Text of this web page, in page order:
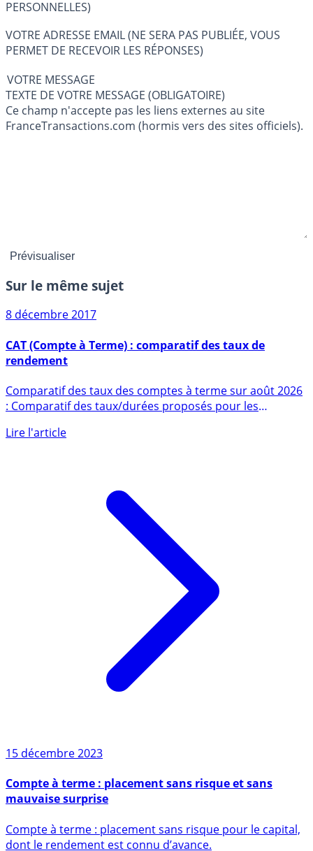
PERSONNELLES)
VOTRE ADRESSE EMAIL (NE SERA PAS PUBLIÉE, VOUS
PERMET DE RECEVOIR LES RÉPONSES)
VOTRE MESSAGE
TEXTE DE VOTRE MESSAGE (OBLIGATOIRE)
Ce champ n'accepte pas les liens externes au site
FranceTransactions.com (hormis vers des sites officiels).
Sur le même sujet
8 décembre 2017
rendement
: Comparatif des taux/durées proposés pour les
15 décembre 2023
mauvaise surprise